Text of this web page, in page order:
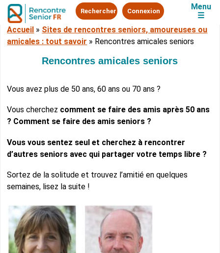
Rechercher Connexion
Menu
☰
Accueil » Sites de rencontres seniors, amoureuses ou
amicales : tout savoir » Rencontres amicales seniors
Rencontres amicales seniors
Vous avez plus de 50 ans, 60 ans ou 70 ans ?
Vous cherchez comment se faire des amis après 50 ans
? Comment se faire des amis seniors ?
Vous vous sentez seul et cherchez à rencontrer
d’autres seniors avec qui partager votre temps libre ?
Sortez de la solitude et trouvez l’amitié en quelques
semaines, lisez la suite !